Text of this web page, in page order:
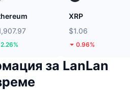
2.26%
XRP
$1.06
0.96%
за LanLan